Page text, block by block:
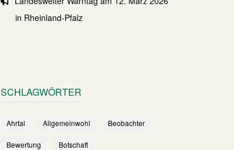
in Rheinland-Pfalz
SCHLAGWÖRTER
Ahrtal Allgemeinwohl Beobachter
Bewertung Botschaft